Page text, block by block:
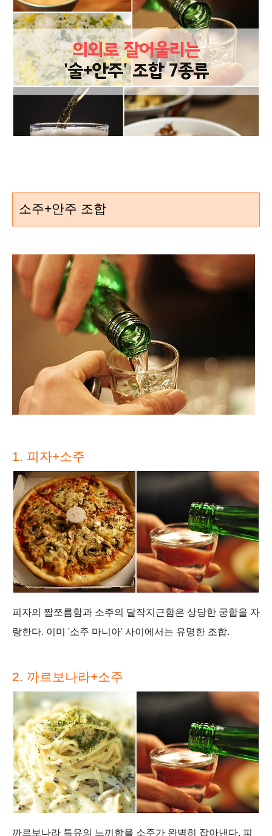
소주+안주 조합
1. 피자+소주
피자의 짭쪼름함과 소주의 달작지근함은 상당한 궁합을 자
랑한다. 이미 '소주 마니아' 사이에서는 유명한 조합.
2. 까르보나라+소주
까르보나라 특유의 느끼함을 소주가 완벽히 잡아낸다. 피